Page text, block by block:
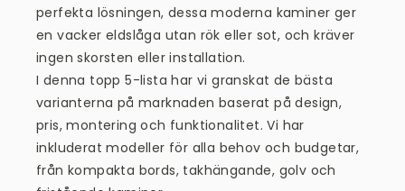
perfekta lösningen, dessa moderna kaminer ger
en vacker eldslåga utan rök eller sot, och kräver
ingen skorsten eller installation.
I denna topp 5-lista har vi granskat de bästa
varianterna på marknaden baserat på design,
pris, montering och funktionalitet. Vi har
inkluderat modeller för alla behov och budgetar,
från kompakta bords, takhängande, golv och